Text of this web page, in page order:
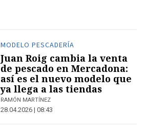
MODELO PESCADERÍA
Juan Roig cambia la venta
de pescado en Mercadona:
así es el nuevo modelo que
ya llega a las tiendas
RAMÓN MARTÍNEZ
28.04.2026 | 08:43